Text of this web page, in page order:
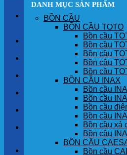
SẢN PHẨM
GÓC KHÁCH HÀNG
DANH MỤC SẢN PHẨM
BỒN CẦU
BỒN CẦU TOTO
Bồn cầu
Bồn cầu
Bồn cầu
Bồn cầu
Bồn cầu
BỒN CẦU INAX
Bồn cầu
Bồn cầu
Bồn cầu
Bồn cầu
Bồn cầu xả
Bồn cầu
BỒN CẦU
Bồn cầu